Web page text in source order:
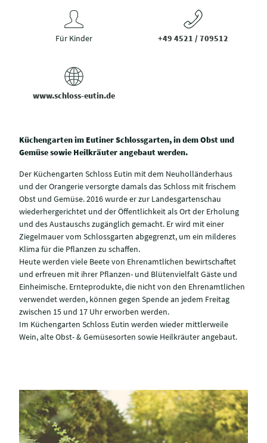
Für Kinder +49 4521 / 709512
www.schloss-eutin.de
Küchengarten im Eutiner Schlossgarten, in dem Obst und
Gemüse sowie Heilkräuter angebaut werden.
Der Küchengarten Schloss Eutin mit dem Neuholländerhaus
und der Orangerie versorgte damals das Schloss mit frischem
Obst und Gemüse. 2016 wurde er zur Landesgartenschau
wiederhergerichtet und der Öffentlichkeit als Ort der Erholung
und des Austauschs zugänglich gemacht. Er wird mit einer
Ziegelmauer vom Schlossgarten abgegrenzt, um ein milderes
Klima für die Pflanzen zu schaffen.
Heute werden viele Beete von Ehrenamtlichen bewirtschaftet
und erfreuen mit ihrer Pflanzen- und Blütenvielfalt Gäste und
Einheimische. Ernteprodukte, die nicht von den Ehrenamtlichen
verwendet werden, können gegen Spende an jedem Freitag
zwischen 15 und 17 Uhr erworben werden.
Im Küchengarten Schloss Eutin werden wieder mittlerweile
Wein, alte Obst- & Gemüsesorten sowie Heilkräuter angebaut.